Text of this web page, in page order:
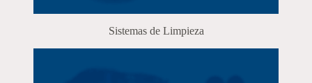
Sistemas de Limpieza